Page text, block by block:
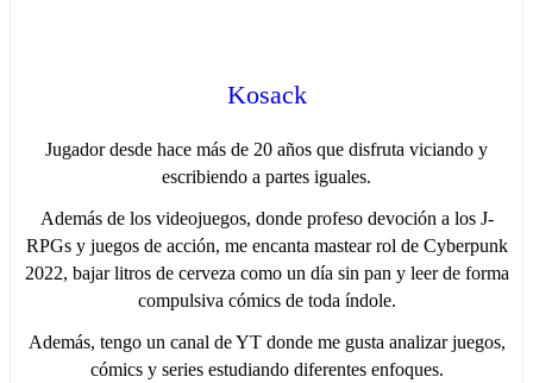
Kosack
Jugador desde hace más de 20 años que disfruta viciando y
escribiendo a partes iguales.
Además de los videojuegos, donde profeso devoción a los J-
RPGs y juegos de acción, me encanta mastear rol de Cyberpunk
2022, bajar litros de cerveza como un día sin pan y leer de forma
compulsiva cómics de toda índole.
Además, tengo un canal de YT donde me gusta analizar juegos,
cómics y series estudiando diferentes enfoques.